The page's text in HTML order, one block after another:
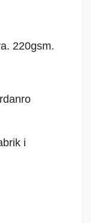
. 220gsm.
i